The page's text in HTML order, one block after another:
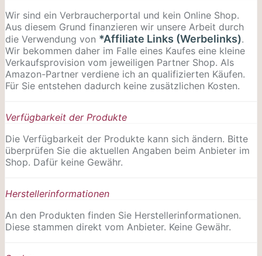
Wir sind ein Verbraucherportal und kein Online Shop.
Aus diesem Grund finanzieren wir unsere Arbeit durch
die Verwendung von *Affiliate Links (Werbelinks).
Wir bekommen daher im Falle eines Kaufes eine kleine
Verkaufsprovision vom jeweiligen Partner Shop. Als
Amazon-Partner verdiene ich an qualifizierten Käufen.
Für Sie entstehen dadurch keine zusätzlichen Kosten.
Verfügbarkeit der Produkte
Die Verfügbarkeit der Produkte kann sich ändern. Bitte
überprüfen Sie die aktuellen Angaben beim Anbieter im
Shop. Dafür keine Gewähr.
Herstellerinformationen
An den Produkten finden Sie Herstellerinformationen.
Diese stammen direkt vom Anbieter. Keine Gewähr.